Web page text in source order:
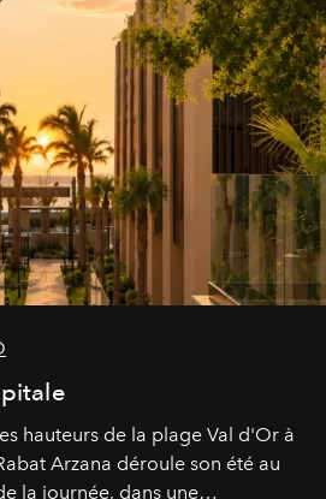
hauteurs de la plage Val d'Or à
Arzana déroule son été au
la journée, dans une